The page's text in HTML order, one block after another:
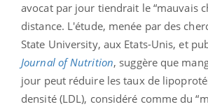
avocat par jour tiendrait le “mauvais
distance. L'étude, menée par des
State University, aux Etats-Unis, et
Journal of Nutrition, suggère que
jour peut réduire les taux de
densité (LDL), considéré comme du